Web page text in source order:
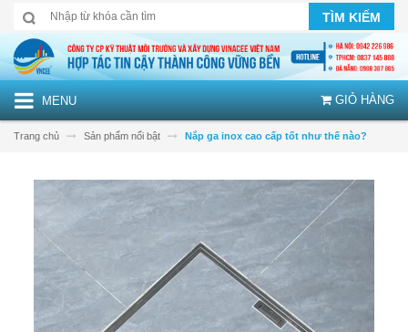
TÌM KIẾM
MENU GIỎ HÀNG
Trang chủ Sản phẩm nổi bật Nắp ga inox cao cấp tốt như thế nào?